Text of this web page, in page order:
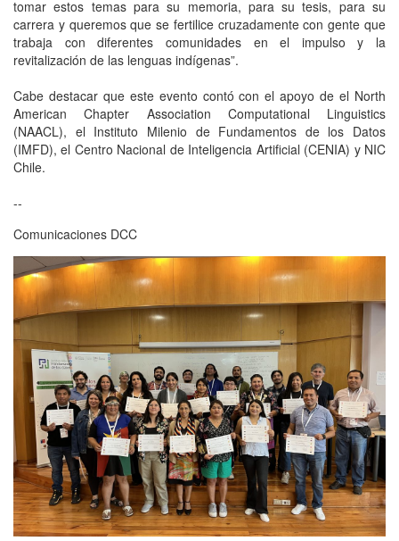
tomar estos temas para su memoria, para su tesis, para su
carrera y queremos que se fertilice cruzadamente con gente que
trabaja con diferentes comunidades en el impulso y la
revitalización de las lenguas indígenas”.
Cabe destacar que este evento contó con el apoyo de el North
American Chapter Association Computational Linguistics
(NAACL), el Instituto Milenio de Fundamentos de los Datos
(IMFD), el Centro Nacional de Inteligencia Artificial (CENIA) y NIC
Chile.
--
Comunicaciones DCC